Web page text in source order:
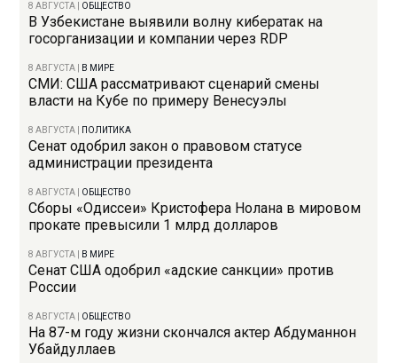
8 АВГУСТА ОБЩЕСТВО
В Узбекистане выявили волну кибератак на
госорганизации и компании через RDP
8 АВГУСТА В МИРЕ
СМИ: США рассматривают сценарий смены
власти на Кубе по примеру Венесуэлы
8 АВГУСТА ПОЛИТИКА
Сенат одобрил закон о правовом статусе
администрации президента
8 АВГУСТА ОБЩЕСТВО
Сборы «Одиссеи» Кристофера Нолана в мировом
прокате превысили 1 млрд долларов
8 АВГУСТА В МИРЕ
Сенат США одобрил «адские санкции» против
России
8 АВГУСТА ОБЩЕСТВО
На 87-м году жизни скончался актер Абдуманнон
Убайдуллаев